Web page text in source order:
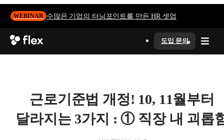
WEBINAR 수많은 기업의 터닝포인트를 만든 HR 셋업
도입 문의
근로기준법 개정! 10, 11월부터
달라지는 3가지 : ① 직장 내 괴롭